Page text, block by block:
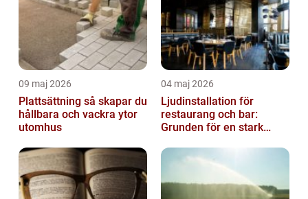
09 maj 2026
Plattsättning så skapar du
hållbara och vackra ytor
utomhus
04 maj 2026
Ljudinstallation för
restaurang och bar:
Grunden för en stark